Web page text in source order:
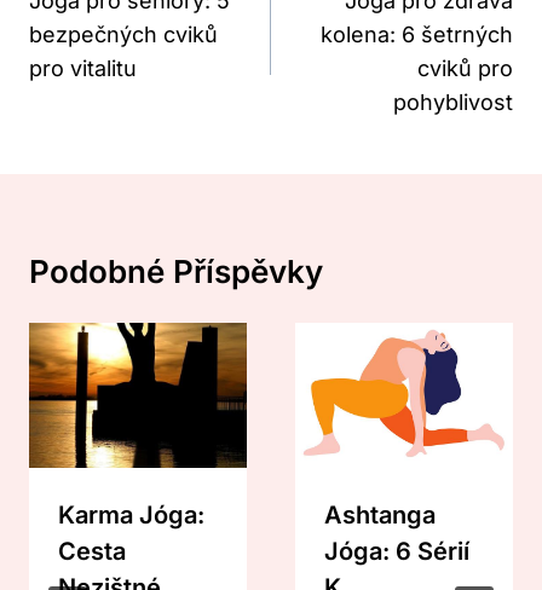
Příspěvek
bezpečných cviků
pro vitalitu
kolena: 6 šetrných
cviků pro
pohyblivost
Podobné Příspěvky
Karma Jóga:
Cesta
Ashtanga
Jóga: 6 Sérií